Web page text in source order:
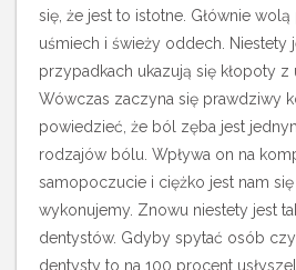
się, że jest to istotne. Głównie wolą
uśmiech i świeży oddech. Niestety
przypadkach ukazują się kłopoty z
Wówczas zaczyna się prawdziwy
powiedzieć, że ból zęba jest
rodzajów bólu. Wpływa on na
samopoczucie i ciężko jest nam
wykonujemy. Znowu niestety jest
dentystów. Gdyby spytać osób
dentysty to na 100 procent